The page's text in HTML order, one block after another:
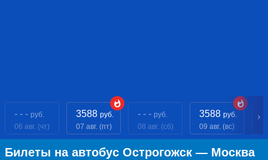
- - - руб.
06 авг. (чт)
3588 руб.
07 авг. (пт)
- - - руб.
08 авг. (сб)
3588 руб.
09 авг. (вс)
Билеты на автобус Острогожск — Москва